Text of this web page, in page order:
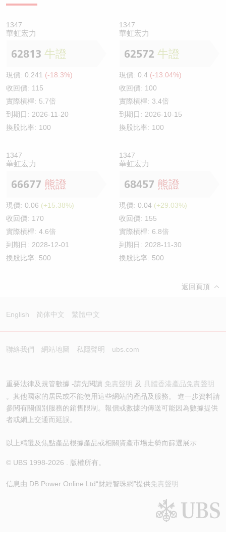
1347
華虹宏力
62813 牛證
現價: 0.241 (-18.3%)
收回價: 115
實際槓桿: 5.7倍
到期日: 2026-11-20
換股比率: 100
1347
華虹宏力
62572 牛證
現價: 0.4 (-13.04%)
收回價: 100
實際槓桿: 3.4倍
到期日: 2026-10-15
換股比率: 100
1347
華虹宏力
66677 熊證
現價: 0.06 (+15.38%)
收回價: 170
實際槓桿: 4.6倍
到期日: 2028-12-01
換股比率: 500
1347
華虹宏力
68457 熊證
現價: 0.04 (+29.03%)
收回價: 155
實際槓桿: 6.8倍
到期日: 2028-11-30
換股比率: 500
返回頁頂
English 简体中文 繁體中文
聯絡我們 網站地圖 私隱聲明 ubs.com
重要法律及規管數據 -請先閱讀 免責聲明 及 具體香港產品免責聲明
。其他國家的居民或不能使用這些網站的產品及服務。 進一步資料請
參閱有關個別服務的銷售限制。報價或數據的傳送可能因為數據提供
者或網上交通而延誤。
以上精選及焦點產品根據產品或相關資產市場走勢而篩選展示
© UBS 1998-2026 . 版權所有。
信息由 DB Power Online Ltd“財經智珠網”提供免責聲明